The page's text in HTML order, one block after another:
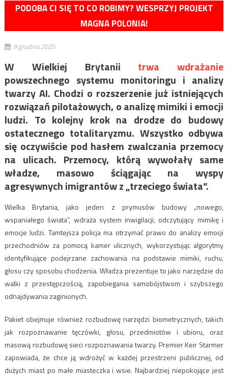
PODOBA CI SIĘ TO CO ROBIMY? WESPRZYJ PROJEKT
MAGNA POLONIA!
9 grudnia 2025
W Wielkiej Brytanii trwa wdrażanie
powszechnego systemu monitoringu i analizy
twarzy AI. Chodzi o rozszerzenie już istniejących
rozwiązań pilotażowych, o analizę mimiki i emocji
ludzi. To kolejny krok na drodze do budowy
ostatecznego totalitaryzmu. Wszystko odbywa
się oczywiście pod hasłem zwalczania przemocy
na ulicach. Przemocy, którą wywołały same
władze, masowo ściągając na wyspy
agresywnych imigrantów z „trzeciego świata”.
Wielka Brytania, jako jeden z prymusów budowy „nowego,
wspaniałego świata”, wdraża system inwigilacji, odczytujący mimikę i
emocje ludzi. Tamtejsza policja ma otrzymać prawo do analizy emocji
przechodniów za pomocą kamer ulicznych, wykorzystując algorytmy
identyfikujące podejrzane zachowania na podstawie mimiki, ruchu,
głosu czy sposobu chodzenia. Władza prezentuje to jako narzędzie do
walki z przestępczością, zapobiegania samobójstwom i szybszego
odnajdywania zaginionych.
Pakiet obejmuje również rozbudowę narzędzi biometrycznych, takich
jak rozpoznawanie tęczówki, głosu, przedmiotów i ubioru, oraz
masową rozbudowę sieci rozpoznawania twarzy. Premier Keir Starmer
zapowiada, że chce ją wdrożyć w każdej przestrzeni publicznej, od
dużych miast po małe miasteczka i wsie. Najbardziej niepokojące jest